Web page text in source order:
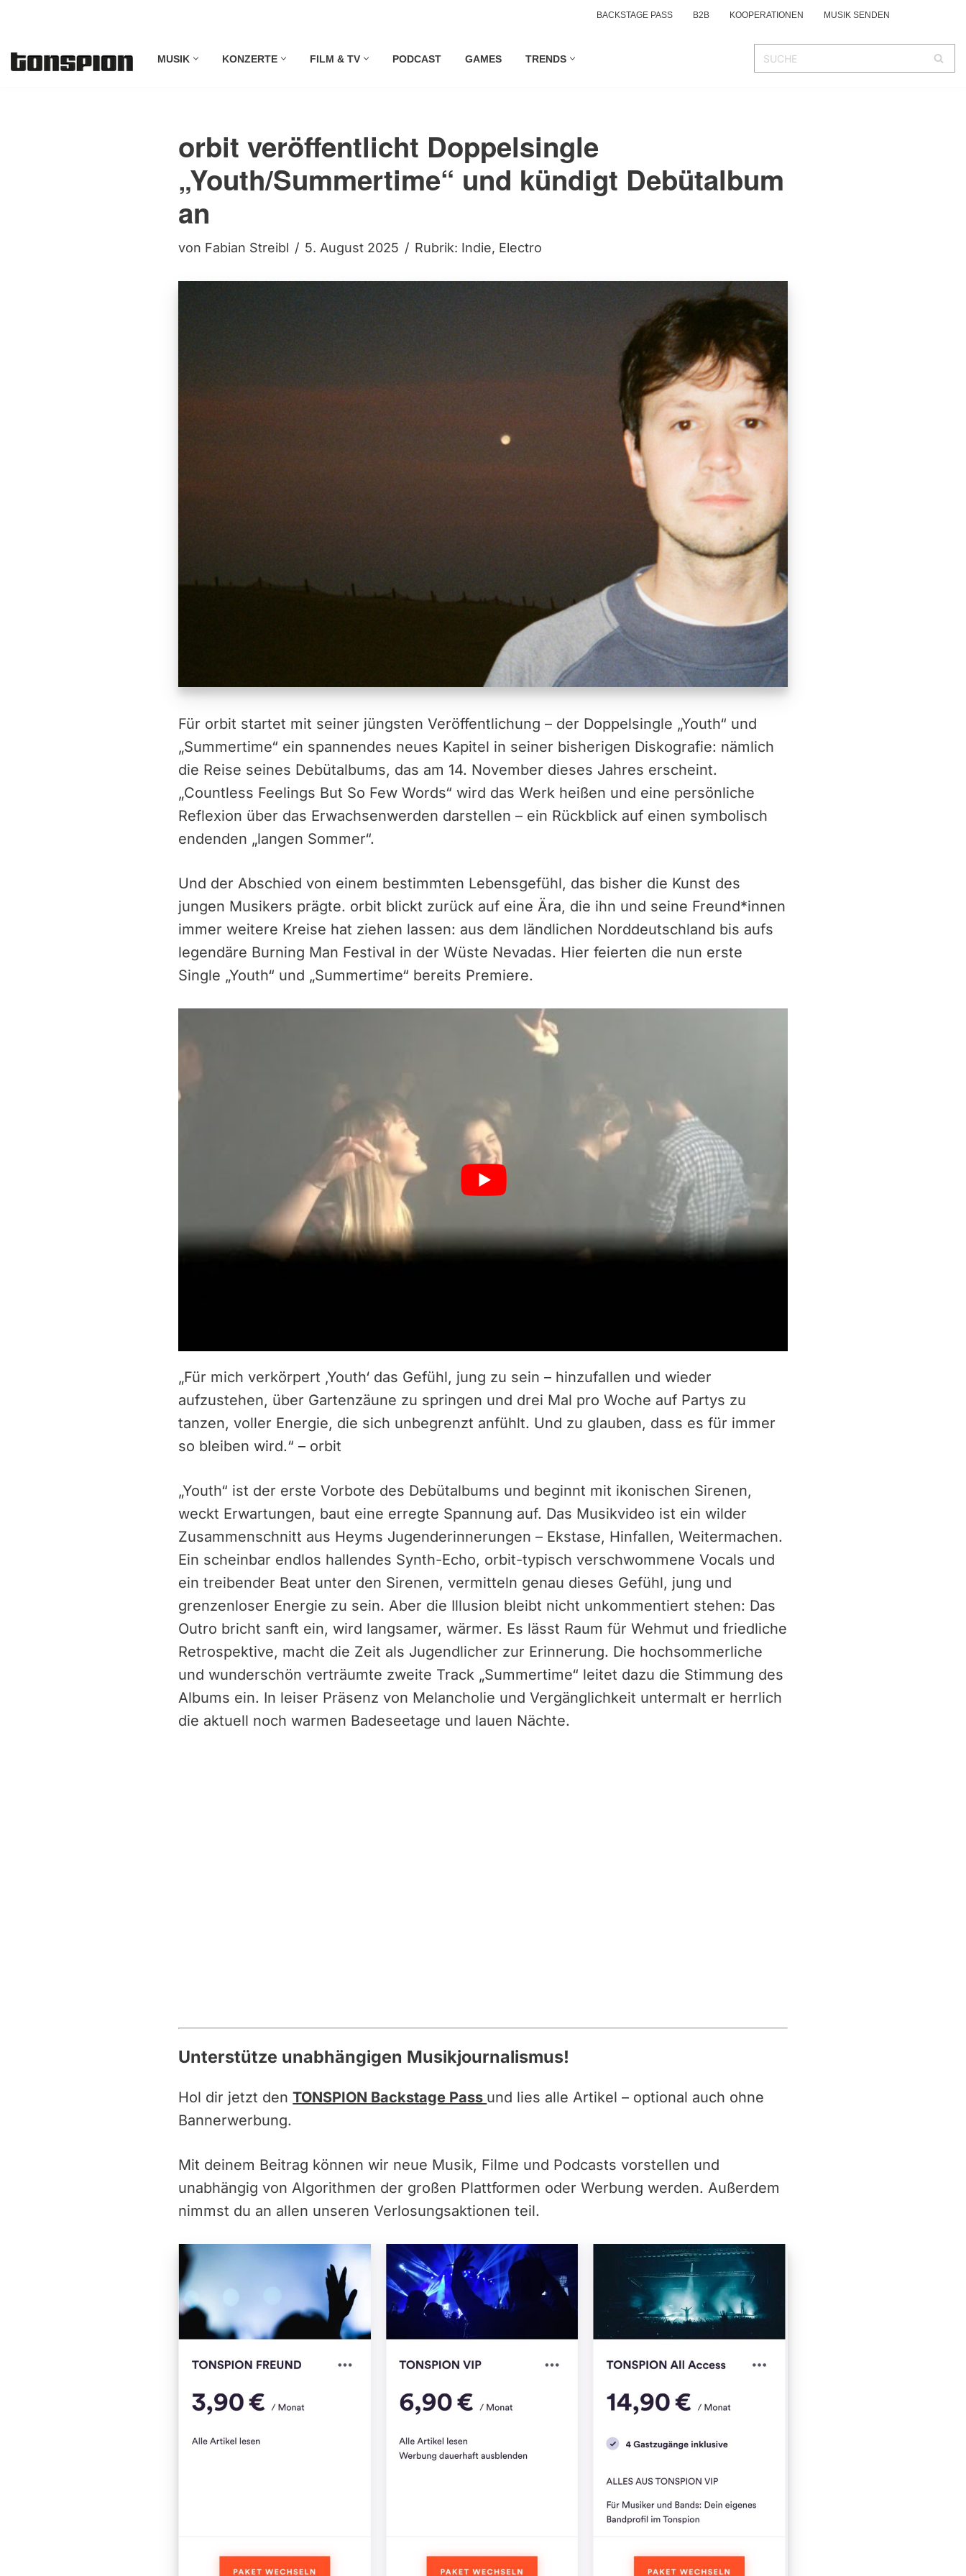
Inhalt
BACKSTAGE PASS B2B KOOPERATIONEN MUSIK SENDEN
MUSIK KONZERTE FILM & TV PODCAST GAMES TRENDS
orbit veröffentlicht Doppelsingle
„Youth/Summertime“ und kündigt Debütalbum
an
von Fabian Streibl 5. August 2025 Rubrik: Indie, Electro
Für orbit startet mit seiner jüngsten Veröffentlichung – der Doppelsingle „Youth“ und
„Summertime“ ein spannendes neues Kapitel in seiner bisherigen Diskografie: nämlich
die Reise seines Debütalbums, das am 14. November dieses Jahres erscheint.
„Countless Feelings But So Few Words“ wird das Werk heißen und eine persönliche
Reflexion über das Erwachsenwerden darstellen – ein Rückblick auf einen symbolisch
endenden „langen Sommer“.
Und der Abschied von einem bestimmten Lebensgefühl, das bisher die Kunst des
jungen Musikers prägte. orbit blickt zurück auf eine Ära, die ihn und seine Freund*innen
immer weitere Kreise hat ziehen lassen: aus dem ländlichen Norddeutschland bis aufs
legendäre Burning Man Festival in der Wüste Nevadas. Hier feierten die nun erste
Single „Youth“ und „Summertime“ bereits Premiere.
„Für mich verkörpert ‚Youth‘ das Gefühl, jung zu sein – hinzufallen und wieder
aufzustehen, über Gartenzäune zu springen und drei Mal pro Woche auf Partys zu
tanzen, voller Energie, die sich unbegrenzt anfühlt. Und zu glauben, dass es für immer
so bleiben wird.“ – orbit
„Youth“ ist der erste Vorbote des Debütalbums und beginnt mit ikonischen Sirenen,
weckt Erwartungen, baut eine erregte Spannung auf. Das Musikvideo ist ein wilder
Zusammenschnitt aus Heyms Jugenderinnerungen – Ekstase, Hinfallen, Weitermachen.
Ein scheinbar endlos hallendes Synth-Echo, orbit-typisch verschwommene Vocals und
ein treibender Beat unter den Sirenen, vermitteln genau dieses Gefühl, jung und
grenzenloser Energie zu sein. Aber die Illusion bleibt nicht unkommentiert stehen: Das
Outro bricht sanft ein, wird langsamer, wärmer. Es lässt Raum für Wehmut und friedliche
Retrospektive, macht die Zeit als Jugendlicher zur Erinnerung. Die hochsommerliche
und wunderschön verträumte zweite Track „Summertime“ leitet dazu die Stimmung des
Albums ein. In leiser Präsenz von Melancholie und Vergänglichkeit untermalt er herrlich
die aktuell noch warmen Badeseetage und lauen Nächte.
Unterstütze unabhängigen Musikjournalismus!
Hol dir jetzt denTONSPION Backstage Pass und lies alle Artikel – optional auch ohne
Bannerwerbung.
Mit deinem Beitrag können wir neue Musik, Filme und Podcasts vorstellen und
unabhängig von Algorithmen der großen Plattformen oder Werbung werden. Außerdem
nimmst du an allen unseren Verlosungsaktionen teil.